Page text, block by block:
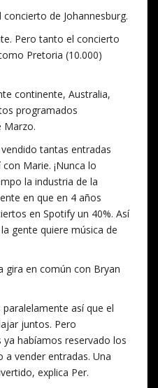
de Johannesburg.
Pero tanto el concierto
Pretoria (10.000)
continente, Australia,
programados
Marzo.
tantas entradas
Marie. ¡Nunca lo
la industria de la
en que en 4 años
en Spotify un 40%. Así
gente quiere música de
gira en común con Bryan
así que el
juntos. Pero
habíamos reservado los
a vender entradas. Una
explica Per.